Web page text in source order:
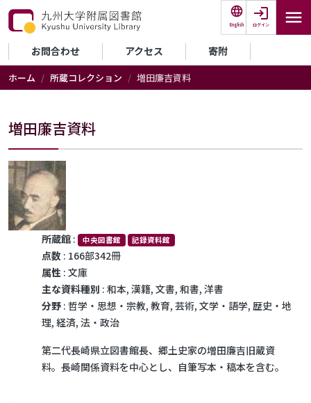
メインコンテンツに移動
English ログイン
セカンダリーメニュー
お問合わせ アクセス 寄附
ホーム 所蔵コレクション 増田廉吉資料
増田廉吉資料
所蔵館 : 中央図書館 記録資料館
点数 : 166部342冊
属性 : 文庫
主な資料種別 : 和本, 漢籍, 文書, 和書, 洋書
分野 : 哲学・思想・宗教, 教育, 芸術, 文学・語学, 歴史・地
理, 経済, 法・政治
第二代長崎県立図書館長、郷土史家の増田廉吉旧蔵資
料。長崎関係資料を中心とし、自筆写本・稿本を含む。